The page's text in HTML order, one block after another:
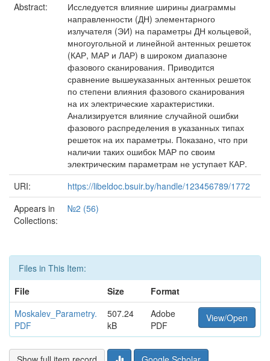
Abstract:
Исследуется влияние ширины диаграммы
направленности (ДН) элементарного
излучателя (ЭИ) на параметры ДН кольцевой,
многоугольной и линейной антенных решеток
(КАР, МАР и ЛАР) в широком диапазоне
фазового сканирования. Приводится
сравнение вышеуказанных антенных решеток
по степени влияния фазового сканирования
на их электрические характеристики.
Анализируется влияние случайной ошибки
фазового распределения в указанных типах
решеток на их параметры. Показано, что при
наличии таких ошибок МАР по своим
электрическим параметрам не уступает КАР.
URI:
https://libeldoc.bsuir.by/handle/123456789/1772
Appears in
Collections:
№2 (56)
Files in This Item:
File
Size
Format
Moskalev_Parametry.
PDF
507.24
kB
Adobe
PDF
View/Open